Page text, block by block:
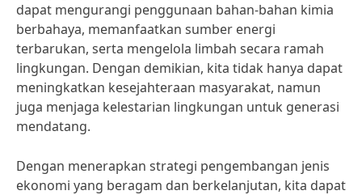
dapat mengurangi penggunaan bahan-bahan kimia
berbahaya, memanfaatkan sumber energi
terbarukan, serta mengelola limbah secara ramah
lingkungan. Dengan demikian, kita tidak hanya dapat
meningkatkan kesejahteraan masyarakat, namun
juga menjaga kelestarian lingkungan untuk generasi
mendatang.
Dengan menerapkan strategi pengembangan jenis
ekonomi yang beragam dan berkelanjutan, kita dapat